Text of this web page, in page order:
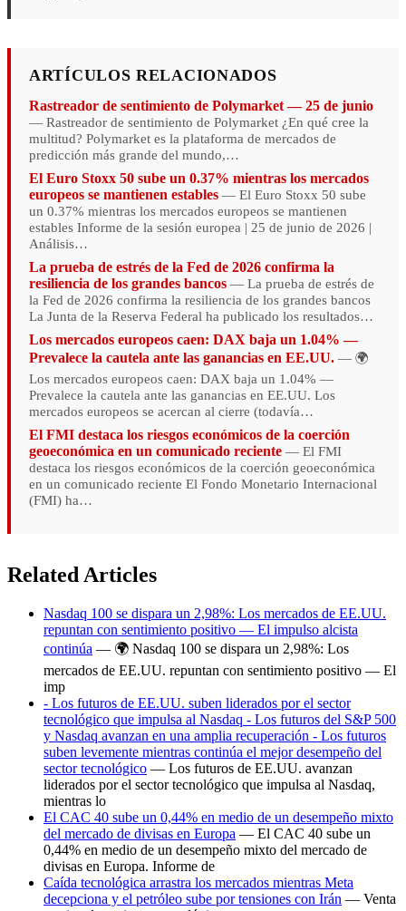
ARTÍCULOS RELACIONADOS
Rastreador de sentimiento de Polymarket — 25 de junio
— Rastreador de sentimiento de Polymarket ¿En qué cree la
multitud? Polymarket es la plataforma de mercados de
predicción más grande del mundo,…
El Euro Stoxx 50 sube un 0.37% mientras los mercados
europeos se mantienen estables — El Euro Stoxx 50 sube
un 0.37% mientras los mercados europeos se mantienen
estables Informe de la sesión europea | 25 de junio de 2026 |
Análisis…
La prueba de estrés de la Fed de 2026 confirma la
resiliencia de los grandes bancos — La prueba de estrés de
la Fed de 2026 confirma la resiliencia de los grandes bancos
La Junta de la Reserva Federal ha publicado los resultados…
Los mercados europeos caen: DAX baja un 1.04% —
Prevalece la cautela ante las ganancias en EE.UU. — 🌍
Los mercados europeos caen: DAX baja un 1.04% —
Prevalece la cautela ante las ganancias en EE.UU. Los
mercados europeos se acercan al cierre (todavía…
El FMI destaca los riesgos económicos de la coerción
geoeconómica en un comunicado reciente — El FMI
destaca los riesgos económicos de la coerción geoeconómica
en un comunicado reciente El Fondo Monetario Internacional
(FMI) ha…
Related Articles
Nasdaq 100 se dispara un 2,98%: Los mercados de EE.UU.
repuntan con sentimiento positivo — El impulso alcista
continúa — 🌍 Nasdaq 100 se dispara un 2,98%: Los
mercados de EE.UU. repuntan con sentimiento positivo — El
imp
- Los futuros de EE.UU. suben liderados por el sector
tecnológico que impulsa al Nasdaq - Los futuros del S&P 500
y Nasdaq avanzan en una amplia recuperación - Los futuros
suben levemente mientras continúa el mejor desempeño del
sector tecnológico — Los futuros de EE.UU. avanzan
liderados por el sector tecnológico que impulsa al Nasdaq,
mientras lo
El CAC 40 sube un 0,44% en medio de un desempeño mixto
del mercado de divisas en Europa — El CAC 40 sube un
0,44% en medio de un desempeño mixto del mercado de
divisas en Europa. Informe de
Caída tecnológica arrastra los mercados mientras Meta
decepciona y el petróleo sube por tensiones con Irán — Venta